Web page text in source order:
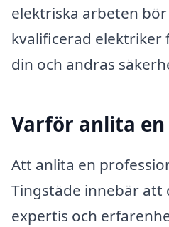
elektriska arbeten
kvalificerad
din och andras
Varför anlita
Att anlita en
Tingstäde innebär att
expertis och